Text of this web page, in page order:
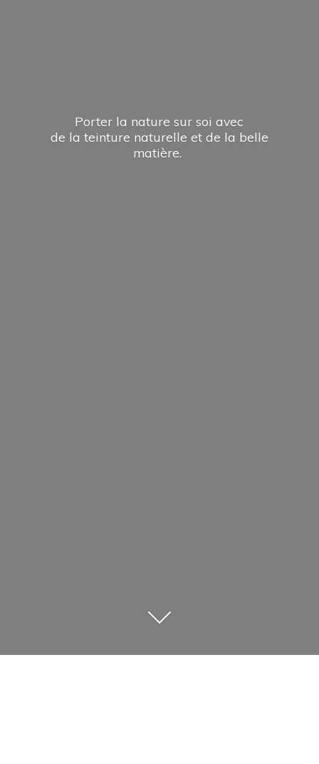
Porter la nature sur soi avec
de la teinture naturelle et de la belle
matière.